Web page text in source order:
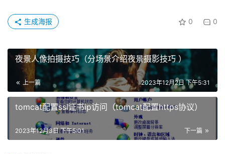
0 0
生成海报
夜景人像拍摄技巧（分场景介绍夜景摄影技巧 ）
上一篇 2023年12月2日 下午5:31
tomcat配置ssl证书ip访问（tomcat配置https协议）
下一篇
2023年12月3日 下午5:01